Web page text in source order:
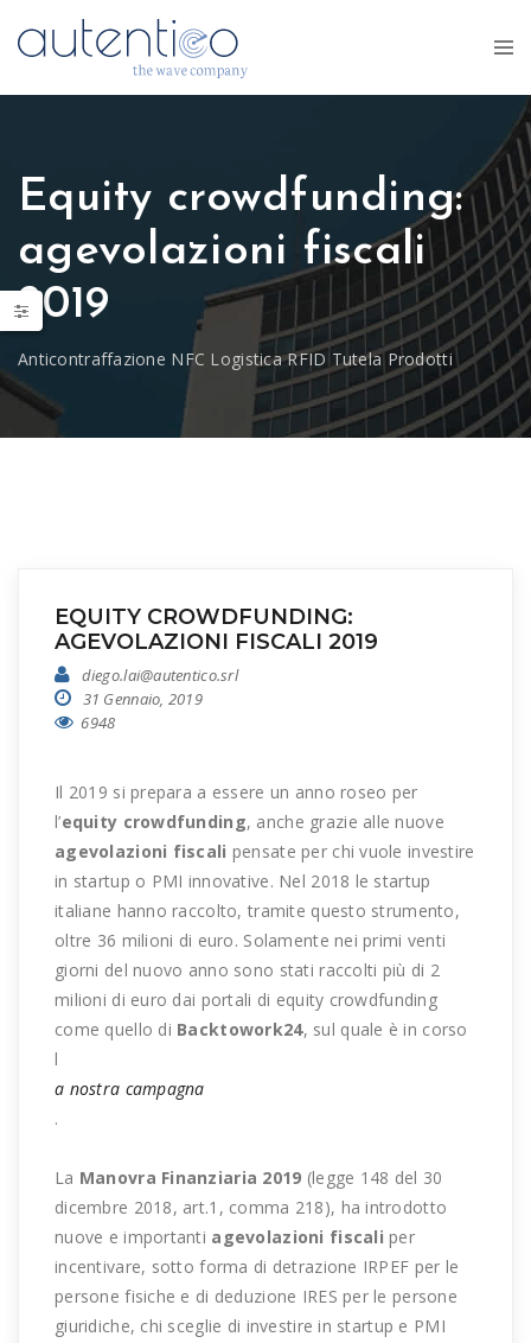
Equity crowdfunding:
agevolazioni fiscali
2019
Anticontraffazione NFC Logistica RFID Tutela Prodotti
EQUITY CROWDFUNDING:
AGEVOLAZIONI FISCALI 2019
diego.lai@autentico.srl
31 Gennaio, 2019
6948
Il 2019 si prepara a essere un anno roseo per
l’equity crowdfunding, anche grazie alle nuove
agevolazioni fiscali pensate per chi vuole investire
in startup o PMI innovative. Nel 2018 le startup
italiane hanno raccolto, tramite questo strumento,
oltre 36 milioni di euro. Solamente nei primi venti
giorni del nuovo anno sono stati raccolti più di 2
milioni di euro dai portali di equity crowdfunding
come quello di Backtowork24, sul quale è in corso
l
a nostra campagna
.
La Manovra Finanziaria 2019 (legge 148 del 30
dicembre 2018, art.1, comma 218), ha introdotto
nuove e importanti agevolazioni fiscaliper
incentivare, sotto forma di detrazione IRPEF per le
persone fisiche e di deduzione IRES per le persone
giuridiche, chi sceglie di investire in startup e PMI